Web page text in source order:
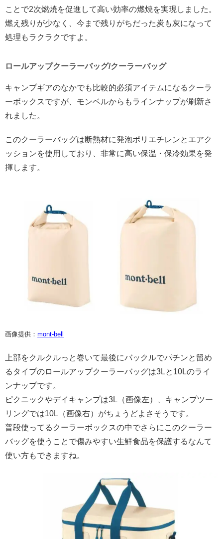
ことで2次燃焼を促進して高い効率の燃焼を実現しました。
燃え残りが少なく、今まで残りがちだった炭も灰になって
処理もラクラクですよ。
ロールアップクーラーバッグ/クーラーバッグ
キャンプギアのなかでも比較的必須アイテムになるクーラ
ーボックスですが、モンベルからもラインナップが刷新さ
れました。
このクーラーバッグは断熱材に発泡ポリエチレンとエアク
ッションを使用しており、非常に高い保温・保冷効果を発
揮します。
画像提供： mont-bell
上部をクルクルっと巻いて最後にバックルでパチンと留め
るタイプのロールアップクーラーバッグは3Lと10Lのライ
ンナップです。
ピクニックやデイキャンプは3L（画像左）、キャンプツー
リングでは10L（画像右）がちょうどよさそうです。
普段使ってるクーラーボックスの中でさらにこのクーラー
バッグを使うことで傷みやすい生鮮食品を保護するなんて
使い方もできますね。